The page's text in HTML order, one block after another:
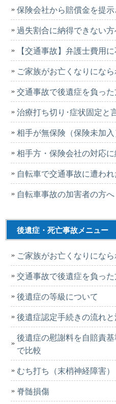
保険会社から賠償金を提
過失割合に納得できない
【交通事故】弁護士費用
ご家族がお亡くなりにな
交通事故で後遺症を負っ
治療打ち切り･症状固定と
相手が無保険（保険未加
相手方・保険会社の対応
自転車で交通事故に遭わ
自転車事故の加害者の方へ
後遺症・死亡事故メニュー
ご家族がお亡くなりにな
交通事故で後遺症を負っ
後遺症の等級について
後遺症認定手続きの流れ
後遺症の慰謝料を自賠責
で比較
むち打ち（末梢神経障害）
脊髄損傷